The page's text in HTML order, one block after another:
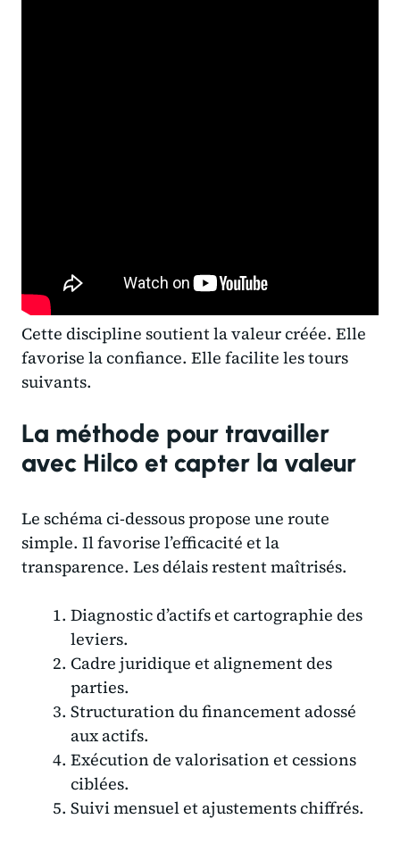
Cette discipline soutient la valeur créée. Elle
favorise la confiance. Elle facilite les tours
suivants.
La méthode pour travailler
avec Hilco et capter la valeur
Le schéma ci-dessous propose une route
simple. Il favorise l’efficacité et la
transparence. Les délais restent maîtrisés.
Diagnostic d’actifs et cartographie des
leviers.
Cadre juridique et alignement des
parties.
Structuration du financement adossé
aux actifs.
Exécution de valorisation et cessions
ciblées.
Suivi mensuel et ajustements chiffrés.